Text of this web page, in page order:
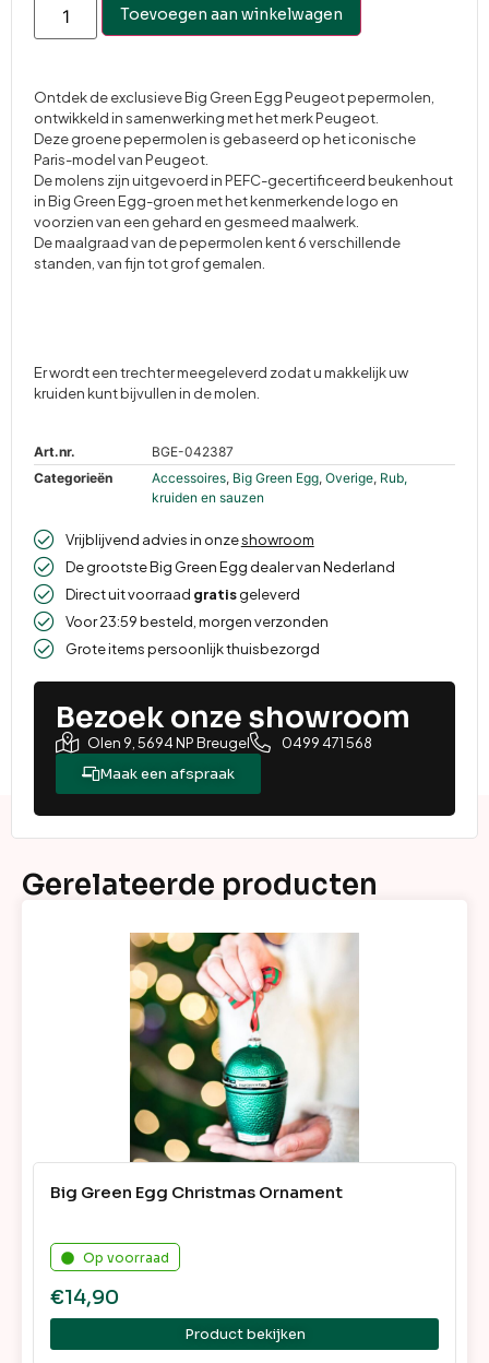
Toevoegen aan winkelwagen
Ontdek de exclusieve Big Green Egg Peugeot pepermolen,
ontwikkeld in samenwerking met het merk Peugeot.
Deze groene pepermolen is gebaseerd op het iconische
Paris-model van Peugeot.
De molens zijn uitgevoerd in PEFC-gecertificeerd beukenhout
in Big Green Egg-groen met het kenmerkende logo en
voorzien van een gehard en gesmeed maalwerk.
De maalgraad van de pepermolen kent 6 verschillende
standen, van fijn tot grof gemalen.
Er wordt een trechter meegeleverd zodat u makkelijk uw
kruiden kunt bijvullen in de molen.
Art.nr.
BGE-042387
Categorieën
Accessoires, Big Green Egg, Overige, Rub,
kruiden en sauzen
Vrijblijvend advies in onzeshowroom
De grootste Big Green Egg dealer van Nederland
Direct uit voorraad gratisgeleverd
Voor 23:59 besteld, morgen verzonden
Grote items persoonlijk thuisbezorgd
Bezoek onze showroom
Olen 9, 5694 NP Breugel 0499 471 568
Maak een afspraak
Gerelateerde producten
Big Green Egg Christmas Ornament
Op voorraad
€14,90
Product bekijken